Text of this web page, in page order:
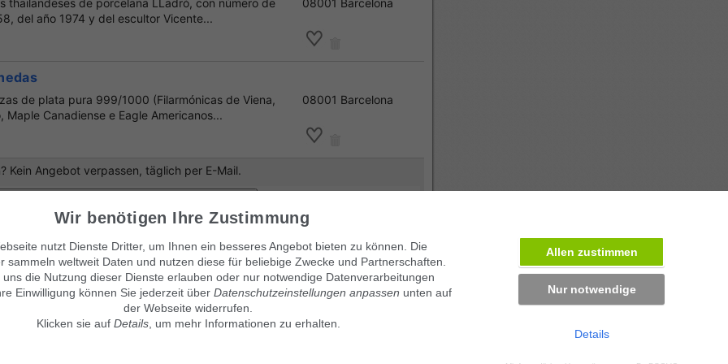
thailandeses de porcelana LLadró, con número de
del año 1974 y del escultor Vicente...
08001 Barcelona
de plata pura 999/1000 (Filarmónicas de Viena,
Maple Canadiense e Eagle Americanos...
08001 Barcelona
Kein Angebot verpassen, täglich per E-Mail.
!
Wir benötigen Ihre Zustimmung
nutzt Dienste Dritter, um Ihnen ein besseres Angebot bieten zu können. Die
sammeln weltweit Daten und nutzen diese für beliebige Zwecke und Partnerschaften.
uns die Nutzung dieser Dienste erlauben oder nur notwendige Datenverarbeitungen
Einwilligung können Sie jederzeit über Datenschutzeinstellungen anpassen unten auf
der Webseite widerrufen.
Klicken sie auf Details, um mehr Informationen zu erhalten.
Allen zustimmen
Nur notwendige
Details